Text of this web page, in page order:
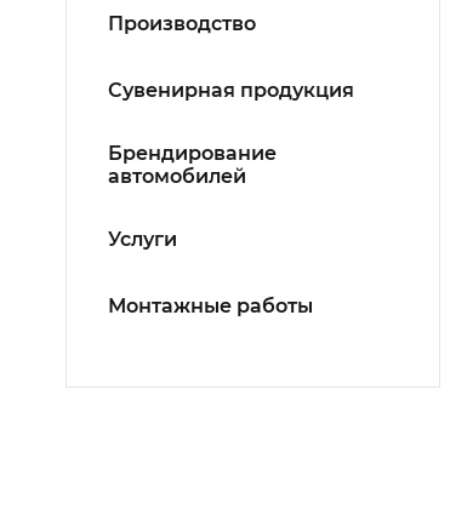
Производство
Сувенирная продукция
Брендирование
автомобилей
Услуги
Монтажные работы